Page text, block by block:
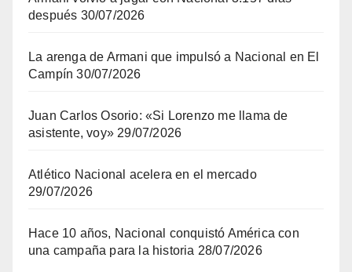
después 30/07/2026
La arenga de Armani que impulsó a Nacional en El
Campín 30/07/2026
Juan Carlos Osorio: «Si Lorenzo me llama de
asistente, voy» 29/07/2026
Atlético Nacional acelera en el mercado
29/07/2026
Hace 10 años, Nacional conquistó América con
una campaña para la historia 28/07/2026